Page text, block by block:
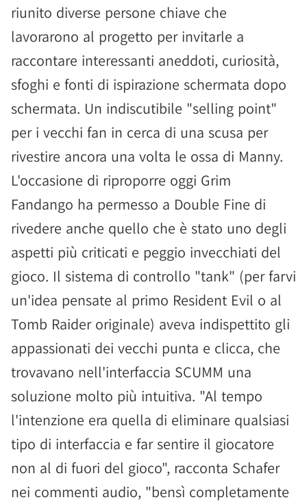
riunito diverse persone chiave che
lavorarono al progetto per invitarle a
raccontare interessanti aneddoti, curiosità,
sfoghi e fonti di ispirazione schermata dopo
schermata. Un indiscutibile "selling point"
per i vecchi fan in cerca di una scusa per
rivestire ancora una volta le ossa di Manny.
L'occasione di riproporre oggi Grim
Fandango ha permesso a Double Fine di
rivedere anche quello che è stato uno degli
aspetti più criticati e peggio invecchiati del
gioco. Il sistema di controllo "tank" (per farvi
un'idea pensate al primo Resident Evil o al
Tomb Raider originale) aveva indispettito gli
appassionati dei vecchi punta e clicca, che
trovavano nell'interfaccia SCUMM una
soluzione molto più intuitiva. "Al tempo
l'intenzione era quella di eliminare qualsiasi
tipo di interfaccia e far sentire il giocatore
non al di fuori del gioco", racconta Schafer
nei commenti audio, "bensì completamente